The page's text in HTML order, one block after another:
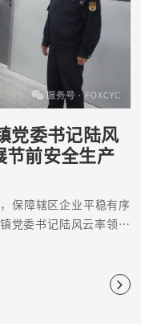
党委书记陆风
节前安全生产
保障辖区企业平稳有序
党委书记陆风云率领安
检查工作。